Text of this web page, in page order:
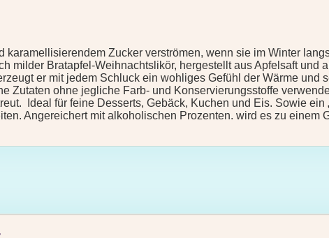
Zucker verströmen, wenn sie im Winter
milder Bratapfel-Weihnachtslikör, hergestellt aus Apfelsaft und
er mit jedem Schluck ein wohliges Gefühl der Wärme und
Zutaten ohne jegliche Farb- und Konservierungsstoffe
Ideal für feine Desserts, Gebäck, Kuchen und Eis. Sowie ein
Angereichert mit alkoholischen Prozenten. wird es zu einem